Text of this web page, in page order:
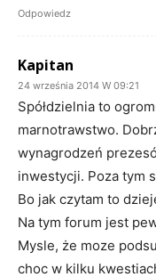
Odpowiedz
Kapitan
24 września 2014 W 09:21
Spółdzielnia to
marnotrawstwo.
wynagrodzeń
inwestycji. Poza tym
Bo jak czytam to
Na tym forum jest
Mysle, że moze
choc w kilku